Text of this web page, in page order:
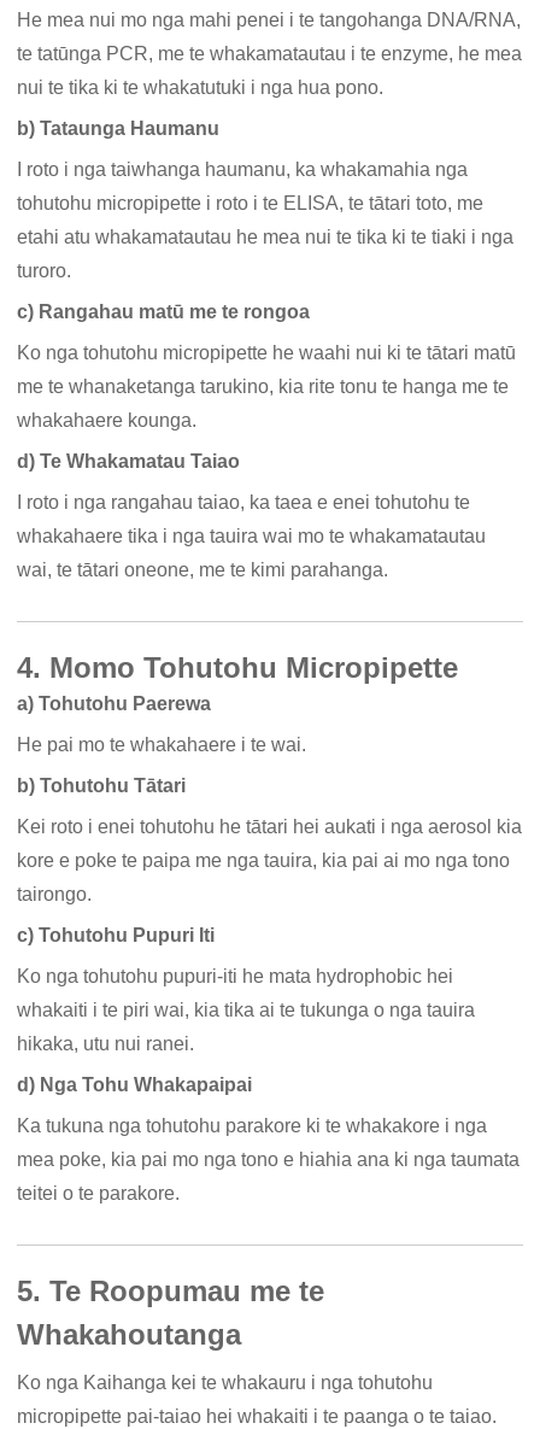
He mea nui mo nga mahi penei i te tangohanga DNA/RNA,
te tatūnga PCR, me te whakamatautau i te enzyme, he mea
nui te tika ki te whakatutuki i nga hua pono.
b) Tataunga Haumanu
I roto i nga taiwhanga haumanu, ka whakamahia nga
tohutohu micropipette i roto i te ELISA, te tātari toto, me
etahi atu whakamatautau he mea nui te tika ki te tiaki i nga
turoro.
c) Rangahau matū me te rongoa
Ko nga tohutohu micropipette he waahi nui ki te tātari matū
me te whanaketanga tarukino, kia rite tonu te hanga me te
whakahaere kounga.
d) Te Whakamatau Taiao
I roto i nga rangahau taiao, ka taea e enei tohutohu te
whakahaere tika i nga tauira wai mo te whakamatautau
wai, te tātari oneone, me te kimi parahanga.
4. Momo Tohutohu Micropipette
a) Tohutohu Paerewa
He pai mo te whakahaere i te wai.
b) Tohutohu Tātari
Kei roto i enei tohutohu he tātari hei aukati i nga aerosol kia
kore e poke te paipa me nga tauira, kia pai ai mo nga tono
tairongo.
c) Tohutohu Pupuri Iti
Ko nga tohutohu pupuri-iti he mata hydrophobic hei
whakaiti i te piri wai, kia tika ai te tukunga o nga tauira
hikaka, utu nui ranei.
d) Nga Tohu Whakapaipai
Ka tukuna nga tohutohu parakore ki te whakakore i nga
mea poke, kia pai mo nga tono e hiahia ana ki nga taumata
teitei o te parakore.
5. Te Roopumau me te
Whakahoutanga
Ko nga Kaihanga kei te whakauru i nga tohutohu
micropipette pai-taiao hei whakaiti i te paanga o te taiao.